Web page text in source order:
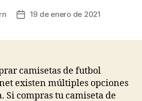
Fecha19 de enero de 2021
camisetas de futbol
existen múltiples opciones
Si compras tu camiseta de